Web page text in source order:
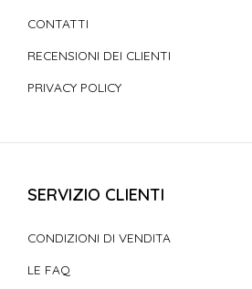
CONTATTI
RECENSIONI DEI CLIENTI
PRIVACY POLICY
SERVIZIO CLIENTI
CONDIZIONI DI VENDITA
LE FAQ